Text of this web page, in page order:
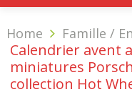
Home Famille /
Calendrier avent
miniatures
collection Hot